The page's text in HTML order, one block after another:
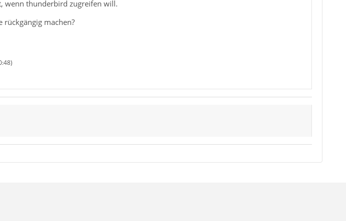
wenn thunderbird zugreifen will.
rückgängig machen?
)